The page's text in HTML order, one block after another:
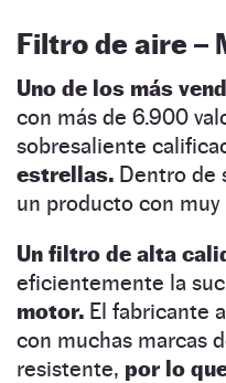
Filtro de aire –
Uno de los más
con más de 6.900
sobresaliente
estrellas. Dentro de
un producto con
Un filtro de alta
eficientemente la
motor. El fabricante
con muchas marcas
resistente, por lo